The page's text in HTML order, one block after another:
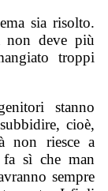
sia risolto.
deve più
troppi
stanno
cioè,
non riesce a
fa sì che man
sempre